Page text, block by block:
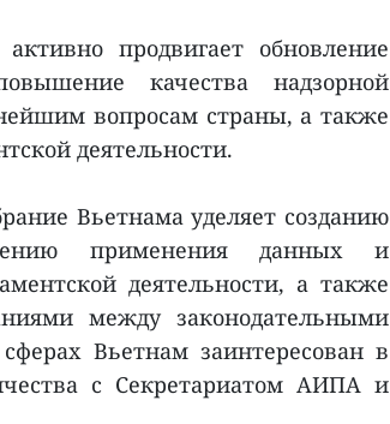
продвигает обновление
качества надзорной
вопросам страны, а также
деятельности.
Вьетнама уделяет созданию
применения данных и
деятельности, а также
между законодательными
Вьетнам заинтересован в
с Секретариатом АИПА и